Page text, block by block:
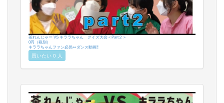
茶れんじゃー VS キララちゃん クイズ大会＜Part２＞
0円（税別）
キララちゃんファン必見👀ダンス動画‼️
買いたい 0 人